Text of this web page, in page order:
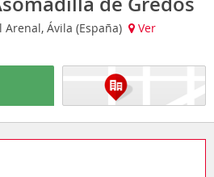
Ávila (España)
Ver